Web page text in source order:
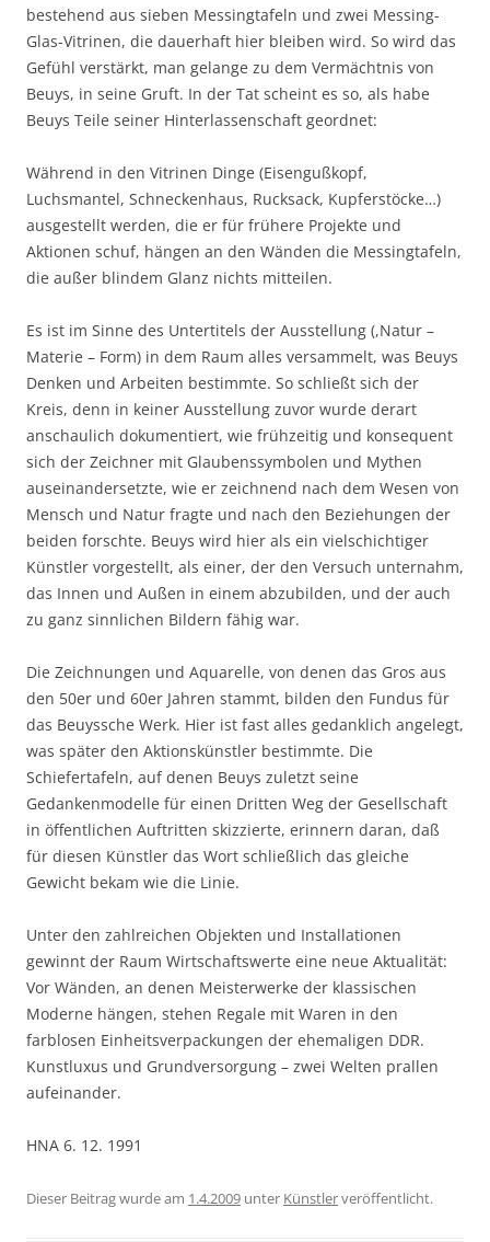
bestehend aus sieben Messingtafeln und zwei Messing-
Glas-Vitrinen, die dauerhaft hier bleiben wird. So wird das
Gefühl verstärkt, man gelange zu dem Vermächtnis von
Beuys, in seine Gruft. In der Tat scheint es so, als habe
Beuys Teile seiner Hinterlassenschaft geordnet:
Während in den Vitrinen Dinge (Eisengußkopf,
Luchsmantel, Schneckenhaus, Rucksack, Kupferstöcke…)
ausgestellt werden, die er für frühere Projekte und
Aktionen schuf, hängen an den Wänden die Messingtafeln,
die außer blindem Glanz nichts mitteilen.
Es ist im Sinne des Untertitels der Ausstellung (,Natur –
Materie – Form) in dem Raum alles versammelt, was Beuys
Denken und Arbeiten bestimmte. So schließt sich der
Kreis, denn in keiner Ausstellung zuvor wurde derart
anschaulich dokumentiert, wie frühzeitig und konsequent
sich der Zeichner mit Glaubenssymbolen und Mythen
auseinandersetzte, wie er zeichnend nach dem Wesen von
Mensch und Natur fragte und nach den Beziehungen der
beiden forschte. Beuys wird hier als ein vielschichtiger
Künstler vorgestellt, als einer, der den Versuch unternahm,
das Innen und Außen in einem abzubilden, und der auch
zu ganz sinnlichen Bildern fähig war.
Die Zeichnungen und Aquarelle, von denen das Gros aus
den 50er und 60er Jahren stammt, bilden den Fundus für
das Beuyssche Werk. Hier ist fast alles gedanklich angelegt,
was später den Aktionskünstler bestimmte. Die
Schiefertafeln, auf denen Beuys zuletzt seine
Gedankenmodelle für einen Dritten Weg der Gesellschaft
in öffentlichen Auftritten skizzierte, erinnern daran, daß
für diesen Künstler das Wort schließlich das gleiche
Gewicht bekam wie die Linie.
Unter den zahlreichen Objekten und Installationen
gewinnt der Raum Wirtschaftswerte eine neue Aktualität:
Vor Wänden, an denen Meisterwerke der klassischen
Moderne hängen, stehen Regale mit Waren in den
farblosen Einheitsverpackungen der ehemaligen DDR.
Kunstluxus und Grundversorgung – zwei Welten prallen
aufeinander.
HNA 6. 12. 1991
Dieser Beitrag wurde am 1.4.2009 unter Künstlerveröffentlicht.